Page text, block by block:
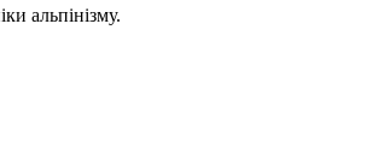
альпінізму.